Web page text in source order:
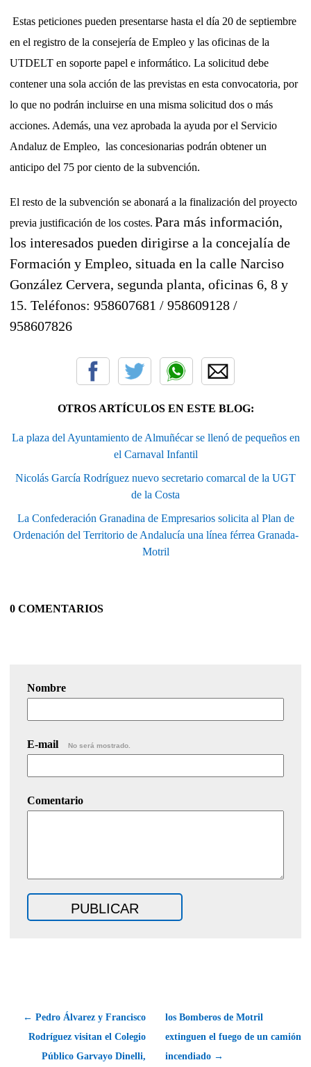
Estas peticiones pueden presentarse hasta el día 20 de septiembre
en el registro de la consejería de Empleo y las oficinas de la
UTDELT en soporte papel e informático. La solicitud debe
contener una sola acción de las previstas en esta convocatoria, por
lo que no podrán incluirse en una misma solicitud dos o más
acciones. Además, una vez aprobada la ayuda por el Servicio
Andaluz de Empleo, las concesionarias podrán obtener un
anticipo del 75 por ciento de la subvención.
El resto de la subvención se abonará a la finalización del proyecto
previa justificación de los costes. Para más información,
los interesados pueden dirigirse a la concejalía de
Formación y Empleo, situada en la calle Narciso
González Cervera, segunda planta, oficinas 6, 8 y
15. Teléfonos: 958607681 / 958609128 /
958607826
OTROS ARTÍCULOS EN ESTE BLOG:
La plaza del Ayuntamiento de Almuñécar se llenó de pequeños en
el Carnaval Infantil
Nicolás García Rodríguez nuevo secretario comarcal de la UGT
de la Costa
La Confederación Granadina de Empresarios solicita al Plan de
Ordenación del Territorio de Andalucía una línea férrea Granada-
Motril
0 COMENTARIOS
Nombre
E-mail No será mostrado.
Comentario
← Pedro Álvarez y Francisco
Rodríguez visitan el Colegio
Público Garvayo Dinelli,
los Bomberos de Motril
extinguen el fuego de un camión
incendiado →